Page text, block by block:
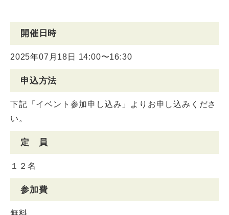
開催日時
2025年07月18日 14:00〜16:30
申込方法
下記「イベント参加申し込み」よりお申し込みくださ
い。
定 員
１２名
参加費
無料